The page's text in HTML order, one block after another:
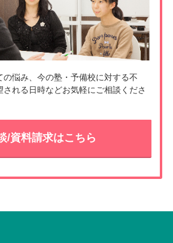
の悩み、今の塾・予備校に対する不
れる日時などお気軽にご相談くださ
/資料請求はこちら